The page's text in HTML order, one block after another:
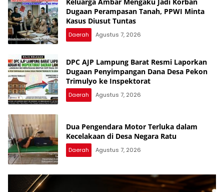
Dugaan Perampasan Tanah, PPWI Minta
Kasus Diusut Tuntas
Daerah Agustus 7, 2026
DPC AJP Lampung Barat Resmi Laporkan
Dugaan Penyimpangan Dana Desa Pekon
Trimulyo ke Inspektorat
Daerah Agustus 7, 2026
Dua Pengendara Motor Terluka dalam
Kecelakaan di Desa Negara Ratu
Daerah Agustus 7, 2026